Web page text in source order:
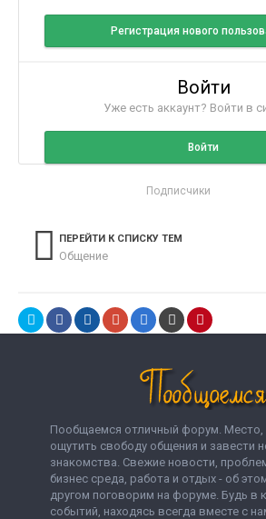
Регистрация нового
Войти
Уже есть аккаунт? Войти в
Войти
Подписчики
ПЕРЕЙТИ К СПИСКУ ТЕМ
Общение
Пообщаемся отличный форум. Место,
ощутить свободу общения и завести
знакомства. Свежие новости,
бизнес среда, работа и отдых - об
другом поговорим на форуме. Будь в
событий, находясь всегда вместе с